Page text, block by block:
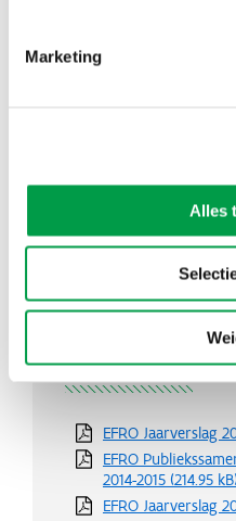
Marketing
Alles
Tijdsregistratie 2024
Tijdsregistratie 2025
Projectoproep- en
Startnota GTI West-
Startnota GTI Limburg
Documenten
EFRO Jaarverslag
EFRO
2014-2015 (214.95
EFRO Jaarverslag